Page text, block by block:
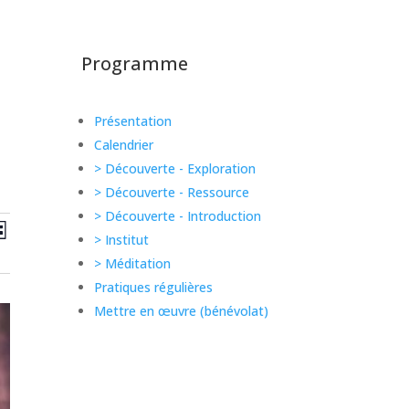
Calendrier
Programme
Présentation
Calendrier
> Découverte - Exploration
> Découverte - Ressource
> Découverte - Introduction
> Institut
> Méditation
Pratiques régulières
Mettre en œuvre (bénévolat)